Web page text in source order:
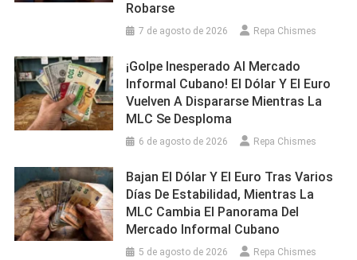
Robarse
7 de agosto de 2026 Repa Chismes
¡Golpe Inesperado Al Mercado
Informal Cubano! El Dólar Y El Euro
Vuelven A Dispararse Mientras La
MLC Se Desploma
6 de agosto de 2026 Repa Chismes
Bajan El Dólar Y El Euro Tras Varios
Días De Estabilidad, Mientras La
MLC Cambia El Panorama Del
Mercado Informal Cubano
5 de agosto de 2026 Repa Chismes